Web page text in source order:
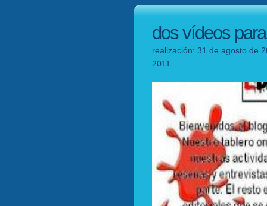
dos vídeos
realización: 31 de agosto de
2011